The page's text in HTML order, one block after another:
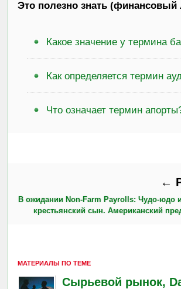
Это полезно знать (финансовый
Какое значение у термина
Как определяется термин
Что означает термин
←
В ожидании Non-Farm Payrolls: Чудо-юдо
крестьянский сын. Американский
МАТЕРИАЛЫ ПО ТЕМЕ
Сырьевой рынок,